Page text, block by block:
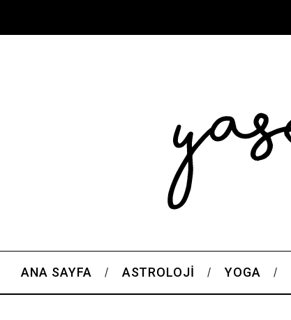
ANA SAYFA ASTROLOJI YOGA